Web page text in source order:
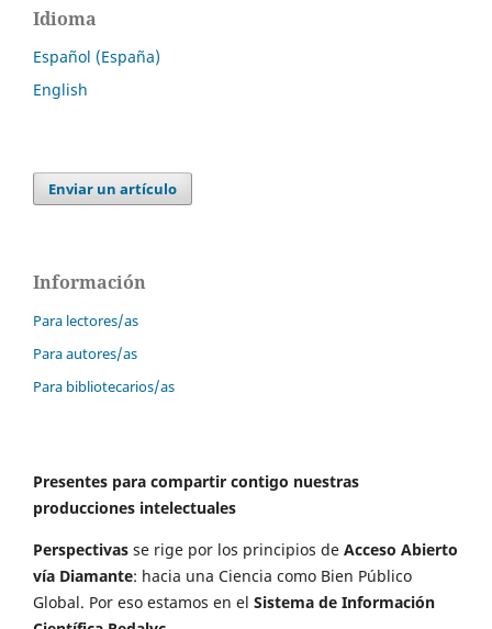
Idioma
Español (España)
English
Enviar un artículo
Información
Para lectores/as
Para autores/as
Para bibliotecarios/as
Presentes para compartir contigo nuestras
producciones intelectuales
Perspectivas se rige por los principios de Acceso Abierto
vía Diamante: hacia una Ciencia como Bien Público
Global. Por eso estamos en el Sistema de Información